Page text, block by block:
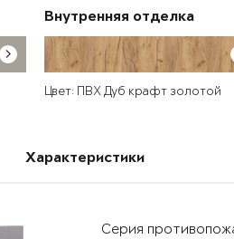
Внутренняя отделка
Цвет: ПВХ Дуб крафт золотой
Характеристики
Серия